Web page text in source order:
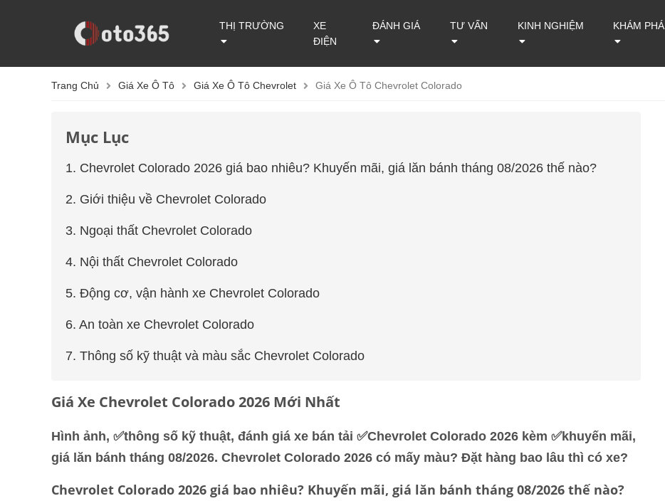
THỊ TRƯỜNG
XE
ĐIỆN
ĐÁNH GIÁ TƯ VẤN KINH NGHIỆM KHÁM PHÁ
Trang Chủ Giá Xe Ô Tô Giá Xe Ô Tô Chevrolet Giá Xe Ô Tô Chevrolet Colorado
Mục Lục
1. Chevrolet Colorado 2026 giá bao nhiêu? Khuyến mãi, giá lăn bánh tháng 08/2026 thế nào?
2. Giới thiệu về Chevrolet Colorado
3. Ngoại thất Chevrolet Colorado
4. Nội thất Chevrolet Colorado
5. Động cơ, vận hành xe Chevrolet Colorado
6. An toàn xe Chevrolet Colorado
7. Thông số kỹ thuật và màu sắc Chevrolet Colorado
Giá Xe Chevrolet Colorado 2026 Mới Nhất
Hình ảnh, ✅thông số kỹ thuật, đánh giá xe bán tải ✅Chevrolet Colorado 2026 kèm ✅khuyến mãi,
giá lăn bánh tháng 08/2026. Chevrolet Colorado 2026 có mấy màu? Đặt hàng bao lâu thì có xe?
Chevrolet Colorado 2026 giá bao nhiêu? Khuyến mãi, giá lăn bánh tháng 08/2026 thế nào?